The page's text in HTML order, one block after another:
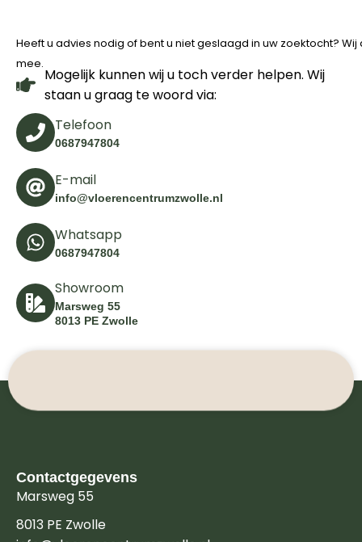
Heeft u advies nodig of bent u niet geslaagd in uw zoektocht?
mee.
Mogelijk kunnen wij u toch verder helpen. Wij
staan u graag te woord via:
Telefoon
0687947804
E-mail
info@vloerencentrumzwolle.nl
Whatsapp
0687947804
Showroom
Marsweg 55
8013 PE Zwolle
Contactgegevens
Marsweg 55
8013 PE Zwolle